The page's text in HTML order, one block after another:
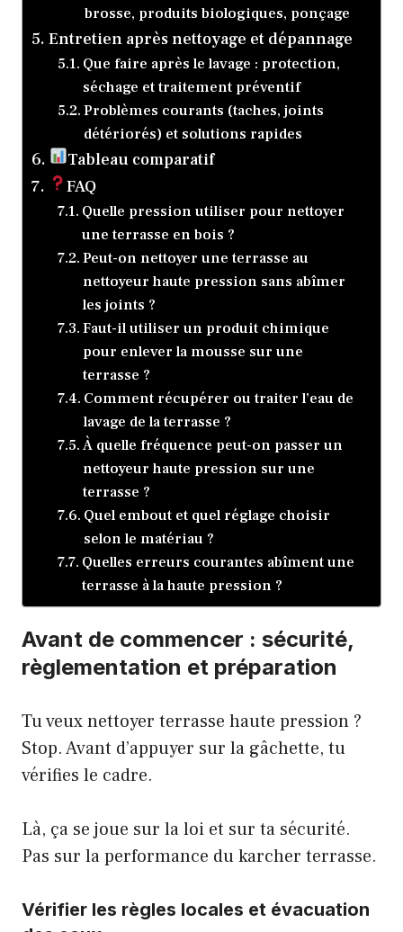
brosse, produits biologiques, ponçage
Entretien après nettoyage et dépannage
Que faire après le lavage : protection,
séchage et traitement préventif
Problèmes courants (taches, joints
détériorés) et solutions rapides
Tableau comparatif
FAQ
Quelle pression utiliser pour nettoyer
une terrasse en bois ?
Peut-on nettoyer une terrasse au
nettoyeur haute pression sans abîmer
les joints ?
Faut-il utiliser un produit chimique
pour enlever la mousse sur une
terrasse ?
Comment récupérer ou traiter l’eau de
lavage de la terrasse ?
À quelle fréquence peut-on passer un
nettoyeur haute pression sur une
terrasse ?
Quel embout et quel réglage choisir
selon le matériau ?
Quelles erreurs courantes abîment une
terrasse à la haute pression ?
Avant de commencer : sécurité,
règlementation et préparation
Tu veux nettoyer terrasse haute pression ?
Stop. Avant d’appuyer sur la gâchette, tu
vérifies le cadre.
Là, ça se joue sur la loi et sur ta sécurité.
Pas sur la performance du karcher terrasse.
Vérifier les règles locales et évacuation